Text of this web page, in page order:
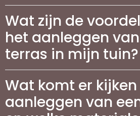
Wat zijn de
het aanleggen
terras in mijn tuin?
Wat komt er
aanleggen van